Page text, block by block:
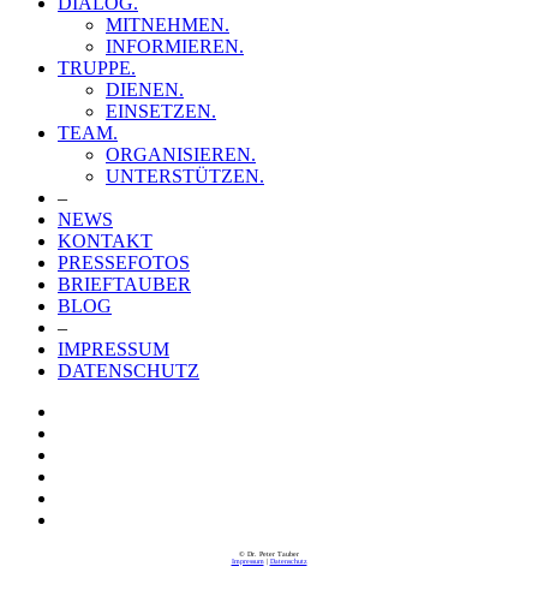
MITNEHMEN.
INFORMIEREN.
TRUPPE.
DIENEN.
EINSETZEN.
TEAM.
ORGANISIEREN.
UNTERSTÜTZEN.
–
NEWS
KONTAKT
PRESSEFOTOS
BRIEFTAUBER
BLOG
–
IMPRESSUM
DATENSCHUTZ
© Dr. Peter Tauber
Impressum| Datenschutz